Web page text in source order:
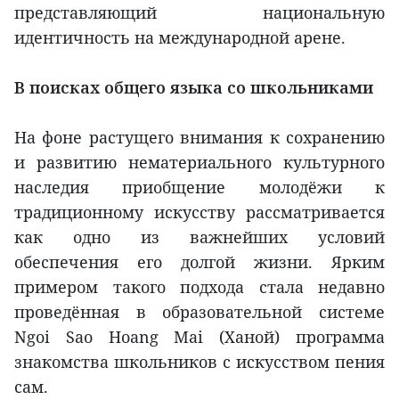
представляющий национальную
идентичность на международной арене.
В поисках общего языка со школьниками
На фоне растущего внимания к сохранению
и развитию нематериального культурного
наследия приобщение молодёжи к
традиционному искусству рассматривается
как одно из важнейших условий
обеспечения его долгой жизни. Ярким
примером такого подхода стала недавно
проведённая в образовательной системе
Ngoi Sao Hoang Mai (Ханой) программа
знакомства школьников с искусством пения
сам.